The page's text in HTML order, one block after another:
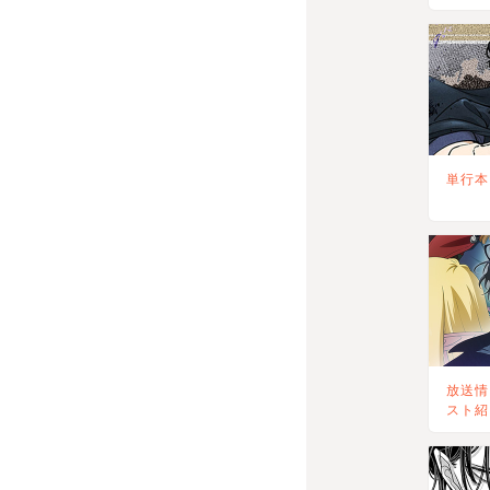
単行
放送
スト